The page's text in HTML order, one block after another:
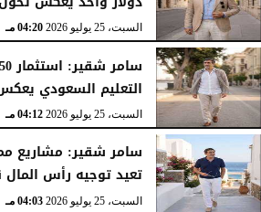
السبت، 25 يوليو 2026 04:20 مـ
التعليم السعودي
السبت، 25 يوليو 2026 04:12 مـ
سامر شقير: مشاريع
تعيد توجيه رأس
السبت، 25 يوليو 2026 04:03 مـ